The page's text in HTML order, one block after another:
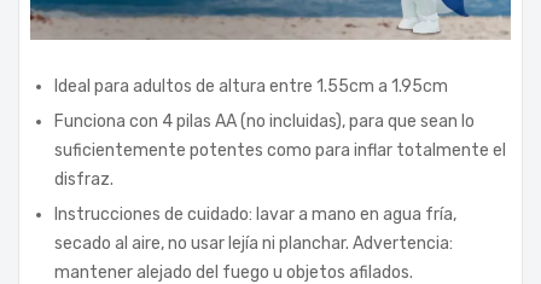
Ideal para adultos de altura entre 1.55cm a 1.95cm
Funciona con 4 pilas AA (no incluidas), para que sean lo
suficientemente potentes como para inflar totalmente el
disfraz.
Instrucciones de cuidado: lavar a mano en agua fría,
secado al aire, no usar lejía ni planchar. Advertencia:
mantener alejado del fuego u objetos afilados.